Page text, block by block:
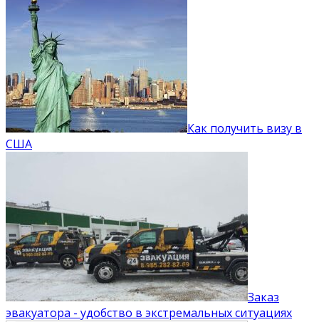
Как получить визу в
США
Заказ
эвакуатора - удобство в экстремальных ситуациях